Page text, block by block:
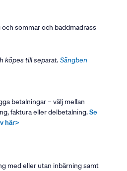
sömmar och bäddmadrass
köpes till separat. Sängben
betalningar – välj mellan
faktura eller delbetalning.Se
här>
med eller utan inbärning samt